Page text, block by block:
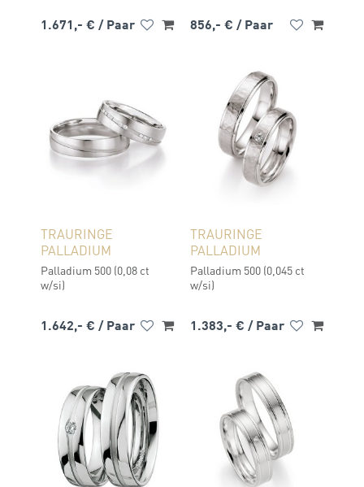
1.671,- € / Paar 856,- € / Paar
TRAURINGE
PALLADIUM
Palladium 500 (0,08 ct
w/si)
1.642,- € / Paar
TRAURINGE
PALLADIUM
Palladium 500 (0,045 ct
w/si)
1.383,- € / Paar